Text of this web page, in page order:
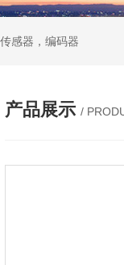
感器，编码器
产品展示 /